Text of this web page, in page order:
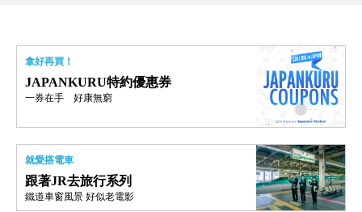
拿好再買！
JAPANKURU特約優惠券
一券在手 好康無窮
就愛搭電車
跟著JR去旅行系列
鐵道車窗風景 好似老電影